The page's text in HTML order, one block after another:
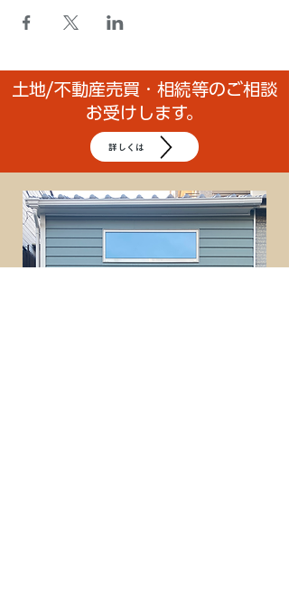
土地/不動産売買・相続等のご相談
お受けします。
詳しくは